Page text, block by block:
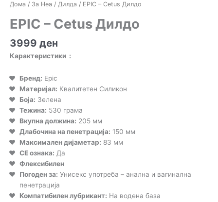
Дома / За Неа / Дилда / EPIC – Cetus Дилдо
EPIC – Cetus Дилдо
3999 ден
Карактеристики :
Бренд: Epic
Материјал: Квалитетен Силикон
Боја: Зелена
Тежина: 530 грама
Вкупна должина: 205 мм
Длабочина на пенетрација: 150 мм
Максимален дијаметар: 83 мм
CE ознака: Да
Флексибилен
Погоден за: Унисекс употреба – анална и вагинална
пенетрација
Компатибилен лубрикант: На водена база